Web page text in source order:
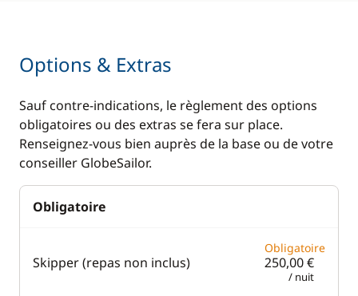
Options & Extras
Sauf contre-indications, le règlement des options
obligatoires ou des extras se fera sur place.
Renseignez-vous bien auprès de la base ou de votre
conseiller GlobeSailor.
Obligatoire
Skipper (repas non inclus)
Obligatoire
250,00 €
/ nuit